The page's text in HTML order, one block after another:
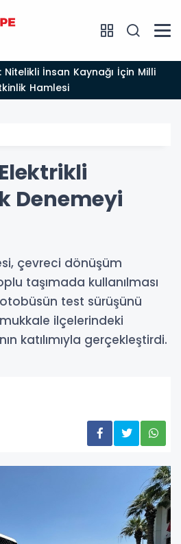
Hamlesi
Denemeyi
çevreci dönüşüm
taşımada kullanılması
test sürüşünü
ilçelerindeki
katılımıyla gerçekleştirdi.